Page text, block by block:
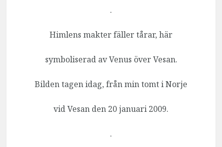
.
Himlens makter fäller tårar, här
symboliserad av Venus över Vesan.
Bilden tagen idag, från min tomt i Norje
vid Vesan den 20 januari 2009.
.